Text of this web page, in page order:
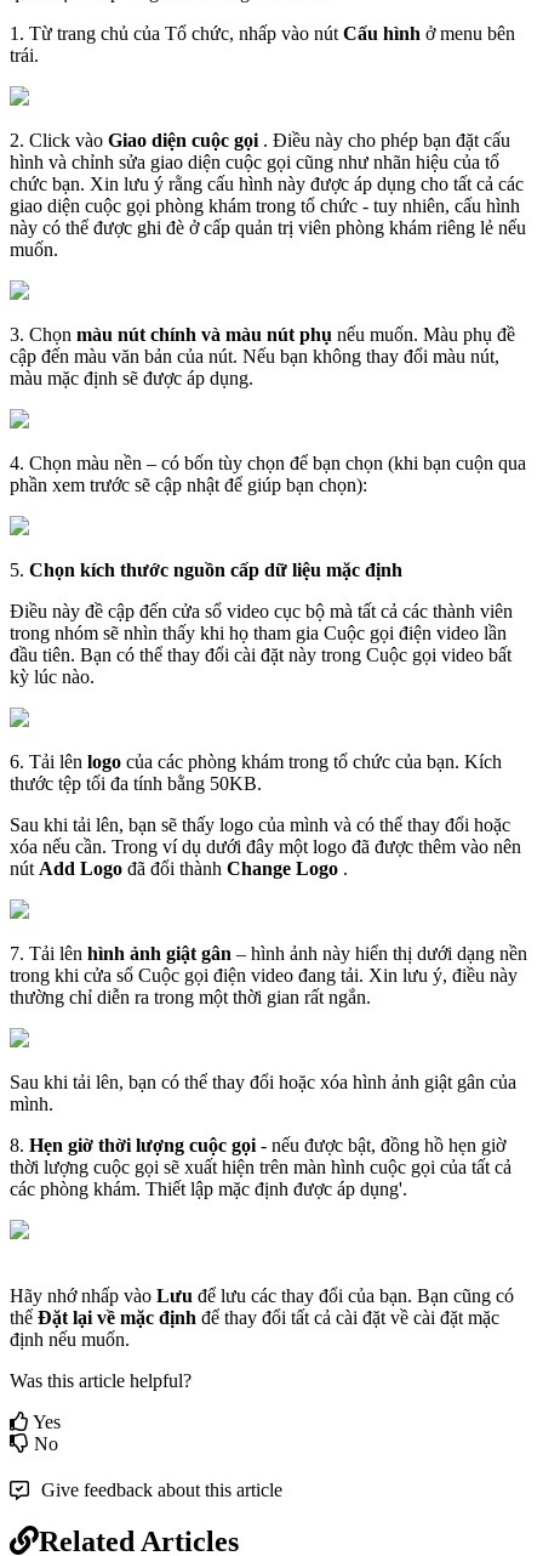
1 . Từ trang chủ của Tổ chức, nhấp vào nút Cấu hình ở menu bên
trái.
2. Click vào Giao diện cuộc gọi . Điều này cho phép bạn đặt cấu
hình và chỉnh sửa giao diện cuộc gọi cũng như nhãn hiệu của tổ
chức bạn. Xin lưu ý rằng cấu hình này được áp dụng cho tất cả các
giao diện cuộc gọi phòng khám trong tổ chức - tuy nhiên, cấu hình
này có thể được ghi đè ở cấp quản trị viên phòng khám riêng lẻ nếu
muốn.
3. Chọn màu nút chính và màu nút phụ nếu muốn. Màu phụ đề
cập đến màu văn bản của nút. Nếu bạn không thay đổi màu nút,
màu mặc định sẽ được áp dụng.
4. Chọn màu nền – có bốn tùy chọn để bạn chọn (khi bạn cuộn qua
phần xem trước sẽ cập nhật để giúp bạn chọn):
5. Chọn kích thước nguồn cấp dữ liệu mặc định
Điều này đề cập đến cửa sổ video cục bộ mà tất cả các thành viên
trong nhóm sẽ nhìn thấy khi họ tham gia Cuộc gọi điện video lần
đầu tiên. Bạn có thể thay đổi cài đặt này trong Cuộc gọi video bất
kỳ lúc nào.
6. Tải lên logo của các phòng khám trong tổ chức của bạn. Kích
thước tệp tối đa tính bằng 50KB.
Sau khi tải lên, bạn sẽ thấy logo của mình và có thể thay đổi hoặc
xóa nếu cần. Trong ví dụ dưới đây một logo đã được thêm vào nên
nút Add Logo đã đổi thành Change Logo .
7. Tải lên hình ảnh giật gân – hình ảnh này hiển thị dưới dạng nền
trong khi cửa sổ Cuộc gọi điện video đang tải. Xin lưu ý, điều này
thường chỉ diễn ra trong một thời gian rất ngắn.
Sau khi tải lên, bạn có thể thay đổi hoặc xóa hình ảnh giật gân của
mình.
8. Hẹn giờ thời lượng cuộc gọi - nếu được bật, đồng hồ hẹn giờ
thời lượng cuộc gọi sẽ xuất hiện trên màn hình cuộc gọi của tất cả
các phòng khám. Thiết lập mặc định được áp dụng'.
Hãy nhớ nhấp vào Lưu để lưu các thay đổi của bạn. Bạn cũng có
thể Đặt lại về mặc định để thay đổi tất cả cài đặt về cài đặt mặc
định nếu muốn.
Was this article helpful?
Yes
No
Give feedback about this article
Related Articles